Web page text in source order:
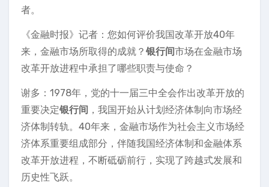
者。
《金融时报》记者：您如何评价我国改革开放40年
来，金融市场所取得的成就？ 银行间市场在金融市场
改革开放进程中承担了哪些职责与使命？
谢多：1978年，党的十一届三中全会作出改革开放的
重要决定银行间 ，我国开始从计划经济体制向市场经
济体制转轨。40年来，金融市场作为社会主义市场经
济体系重要组成部分，伴随我国经济体制和金融体系
改革开放进程，不断砥砺前行，实现了跨越式发展和
历史性飞跃。